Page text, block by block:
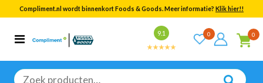
Compliment.nl wordt binnenkort Foods & Goods. Meer informatie? Klik hier!!
9.1 0 0
Zoeken
Categorieën
Bekijk alle resultaten